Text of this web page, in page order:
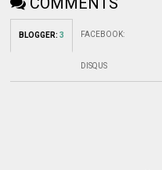
BLOGGER:3 FACEBOOK:
DISQUS